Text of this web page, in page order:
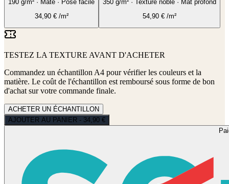
190 g/m² · Mate · Pose facile
34,90€/m²
350 g/m² · Texture noble · Mat profond
54,90 € /m²
TESTEZ LA TEXTURE AVANT D'ACHETER
Commandez un échantillon A4 pour vérifier les couleurs et la
matière. Le coût de l'échantillon est remboursé sous forme de bon
d'achat sur votre commande finale.
ACHETER UN ÉCHANTILLON
AJOUTER AU PANIER - 34,90 €